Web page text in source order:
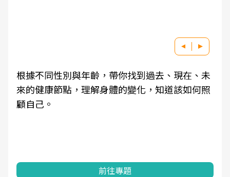
根據不同性別與年齡，帶你找到過去、現在、未
來的健康節點，理解身體的變化，知道該如何照
顧自己。
前往專題